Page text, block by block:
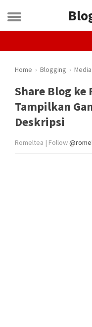
Home › Blogging ›
Share Blog
Tampilkan
Deskripsi
Romeltea | Follow